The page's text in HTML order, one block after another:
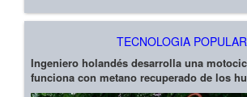
TECNOLOGIA POPULAR
Ingeniero holandés desarrolla una
funciona con metano recuperado de los